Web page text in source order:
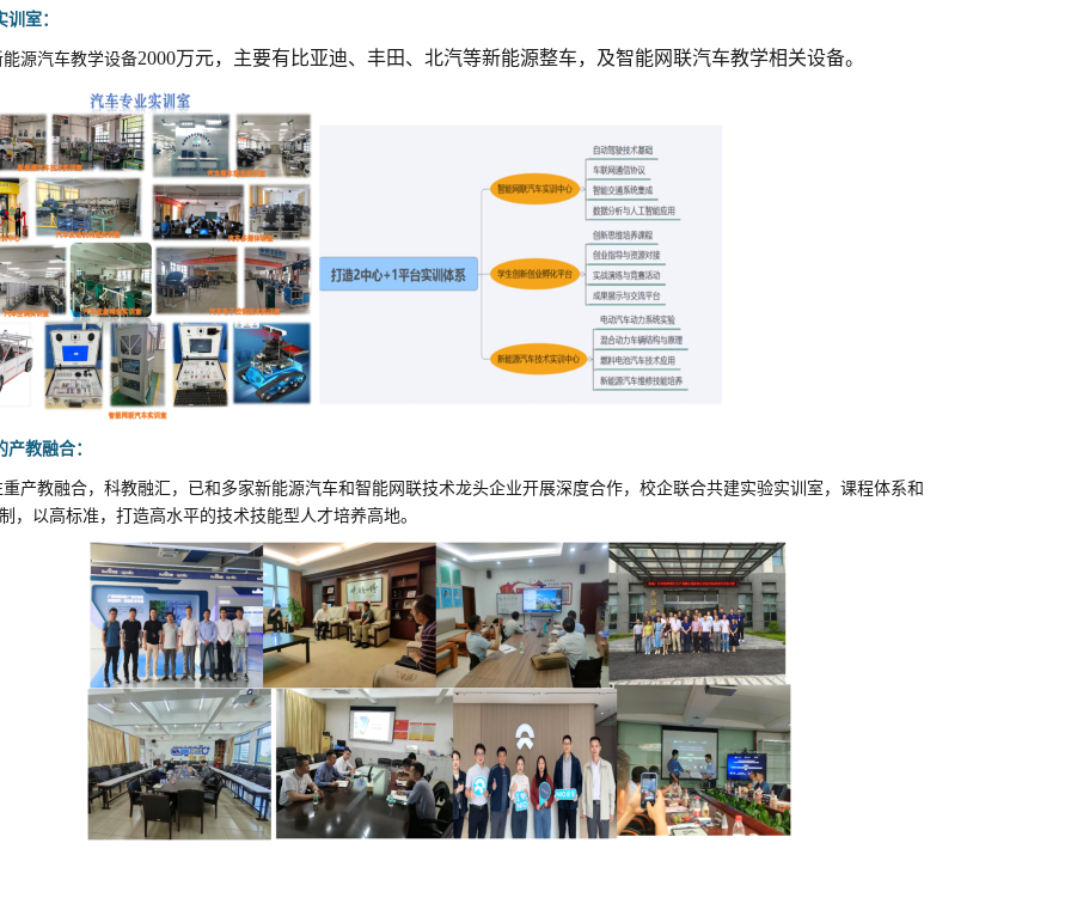
室：
源汽车教学设备2000万元，主要有比亚迪、丰田、北汽等新能源整车，及智能网联汽车教学相关设备。
教融合：
产教融合，科教融汇，已和多家新能源汽车和智能网联技术龙头企业开展深度合作，校企联合共建实验实训室，课程体系和
，以高标准，打造高水平的技术技能型人才培养高地。